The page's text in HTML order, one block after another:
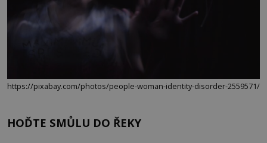
https://pixabay.com/photos/people-woman-identity-disorder-2559571/
HOĎTE SMŮLU DO ŘEKY